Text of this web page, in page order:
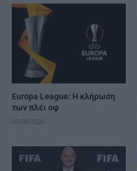
Europa League: Η κλήρωση
των πλέι οφ
03/08/2026